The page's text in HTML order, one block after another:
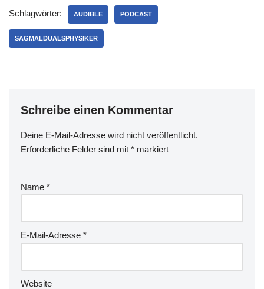
(und sie sogar mit zur Arbeit
Schlagwörter: AUDIBLE PODCAST
SAGMALDUALSPHYSIKER
Schreibe einen Kommentar
Deine E-Mail-Adresse wird nicht veröffentlicht.
Erforderliche Felder sind mit * markiert
Name *
E-Mail-Adresse *
Website